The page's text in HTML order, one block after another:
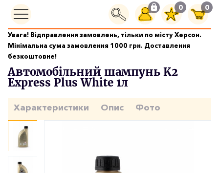
0 0
Увага! Відправлення замовлень, тільки по місту Херсон.
Мінімальна сума замовлення 1000 грн. Доставлення
безкоштовне!
Догляд за кузовом
Автомобільний шампунь K2 Express Plus White 1л
Автомобільний шампунь K2
Express Plus White 1л
Характеристики Опис Фото